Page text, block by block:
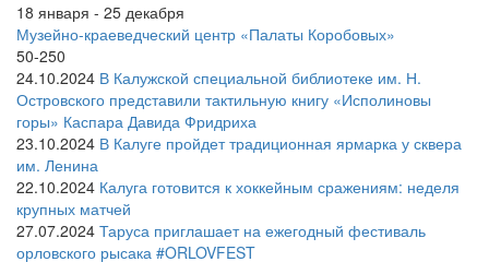
18 января - 25 декабря
Музейно-краеведческий центр «Палаты Коробовых»
50-250
24.10.2024 В Калужской специальной библиотеке им. Н.
Островского представили тактильную книгу «Исполиновы
горы» Каспара Давида Фридриха
23.10.2024 В Калуге пройдет традиционная ярмарка у сквера
им. Ленина
22.10.2024 Калуга готовится к хоккейным сражениям: неделя
крупных матчей
27.07.2024 Таруса приглашает на ежегодный фестиваль
орловского рысака #ORLOVFEST